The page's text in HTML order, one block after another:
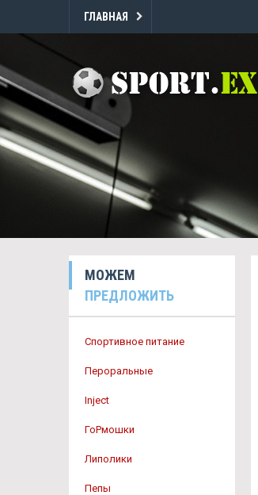
ГЛАВНАЯ
МОЖЕМ
ПРЕДЛОЖИТЬ
Спортивное питание
Пероральные
Inject
ГоРмошки
Липолики
Пепы